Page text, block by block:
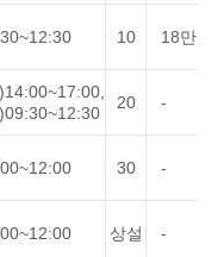
10 18만원
20 -
30 -
상설 -